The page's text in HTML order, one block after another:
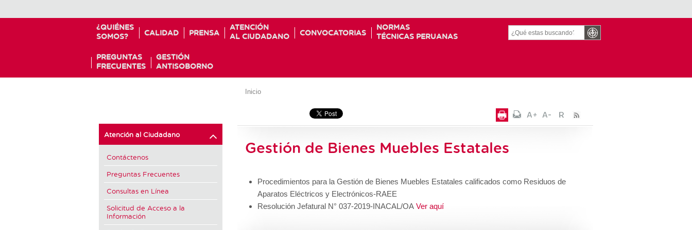
¿QUIÉNES
SOMOS?
CALIDAD PRENSA
ATENCIÓN
AL CIUDADANO
CONVOCATORIAS
NORMAS
TÉCNICAS PERUANAS
PREGUNTAS
FRECUENTES
GESTIÓN
ANTISOBORNO
Atención al Ciudadano
Contáctenos
Preguntas Frecuentes
Consultas en Línea
Solicitud de Acceso a la
Información
Inicio
Gestión de Bienes Muebles Estatales
Procedimientos para la Gestión de Bienes Muebles Estatales calificados como Residuos de
Aparatos Eléctricos y Electrónicos-RAEE
Resolución Jefatural N° 037-2019-INACAL/OA Ver aquí